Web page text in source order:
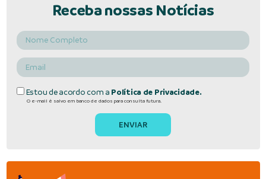
Receba nossas Notícias
Estou de acordo com a Política de Privacidade.
O e-mail é salvo em banco de dados para consulta futura.